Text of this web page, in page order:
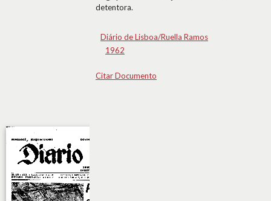
detentora.
Diário de Lisboa/Ruella Ramos
1962
Citar Documento